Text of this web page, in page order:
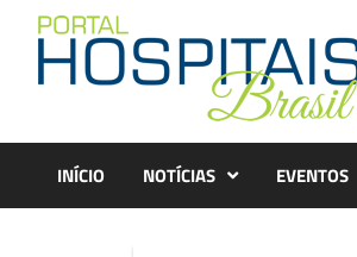
content
INÍCIO NOTÍCIAS EVENTOS